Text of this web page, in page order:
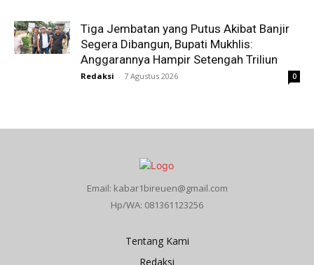
Tiga Jembatan yang Putus Akibat Banjir
Segera Dibangun, Bupati Mukhlis:
Anggarannya Hampir Setengah Triliun
Redaksi - 7 Agustus 2026 0
Email: kabar1bireuen@gmail.com
Hp/WA: 081361123256
Tentang Kami
Redaksi